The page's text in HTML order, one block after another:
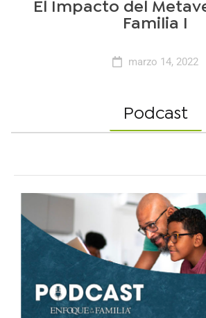
El Impacto del
Familia I
marzo 14, 2022
Podcast